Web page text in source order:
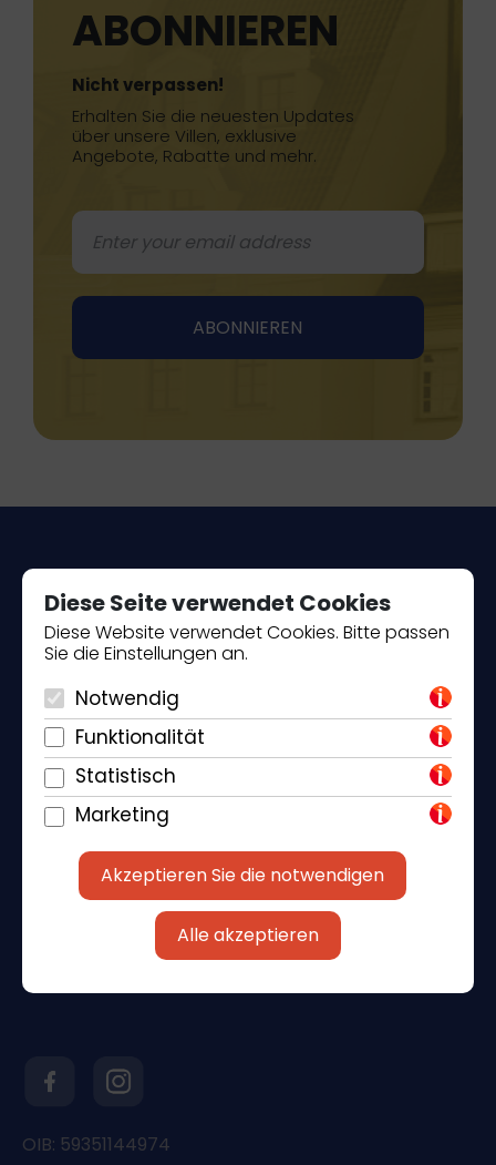
Diese Seite verwendet Cookies
Diese Website verwendet Cookies. Bitte passen
Sie die Einstellungen an.
Notwendig
Funktionalität
Statistisch
Marketing
Akzeptieren Sie die notwendigen
Alle akzeptieren
ABONNIEREN
Nicht verpassen!
Erhalten Sie die neuesten Updates
über unsere Villen, exklusive
Angebote, Rabatte und mehr.
Piantade 41, 52440 Poreč
+385 98 184 4015
info@klickandbook.com
OIB: 59351144974